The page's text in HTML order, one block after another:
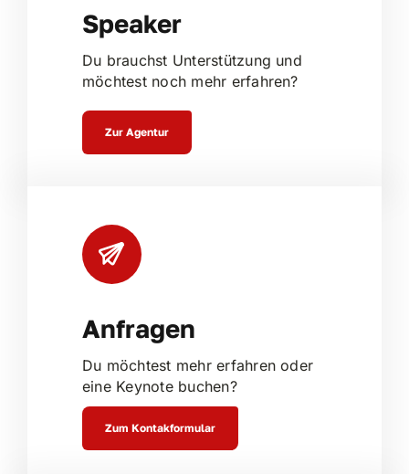
Speaker
Du brauchst Unterstützung und
möchtest noch mehr erfahren?
Zur Agentur
Anfragen
Du möchtest mehr erfahren oder
eine Keynote buchen?
Zum Kontakformular